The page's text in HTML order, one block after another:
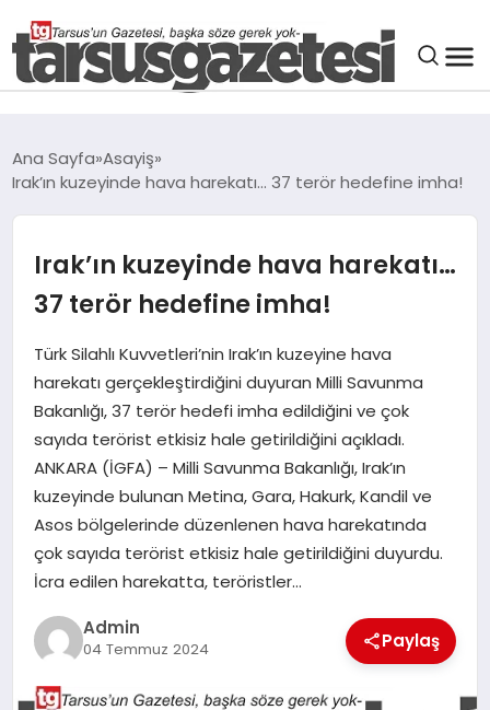
SPOR
ASAYIŞ
DÜNYA
SIYASET
EKONOMI
MERSIN
EĞITIM
İLETIŞIM
Ana Sayfa Asayiş
Irak’ın kuzeyinde hava harekatı… 37 terör hedefine imha!
Irak’ın kuzeyinde hava harekatı…
37 terör hedefine imha!
Türk Silahlı Kuvvetleri’nin Irak’ın kuzeyine hava
harekatı gerçekleştirdiğini duyuran Milli Savunma
Bakanlığı, 37 terör hedefi imha edildiğini ve çok
sayıda terörist etkisiz hale getirildiğini açıkladı.
ANKARA (İGFA) – Milli Savunma Bakanlığı, Irak’ın
kuzeyinde bulunan Metina, Gara, Hakurk, Kandil ve
Asos bölgelerinde düzenlenen hava harekatında
çok sayıda terörist etkisiz hale getirildiğini duyurdu.
İcra edilen harekatta, teröristler…
Admin
04 Temmuz 2024 Paylaş